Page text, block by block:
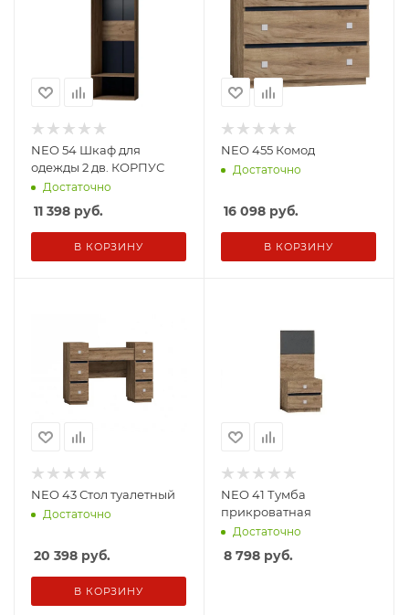
NEO 54 Шкаф для
одежды 2 дв. КОРПУС
Достаточно
11 398 руб.
В КОРЗИНУ
NEO 455 Комод
Достаточно
16 098 руб.
В КОРЗИНУ
NEO 43 Стол туалетный
Достаточно
20 398 руб.
В КОРЗИНУ
NEO 41 Тумба
прикроватная
Достаточно
8 798 руб.